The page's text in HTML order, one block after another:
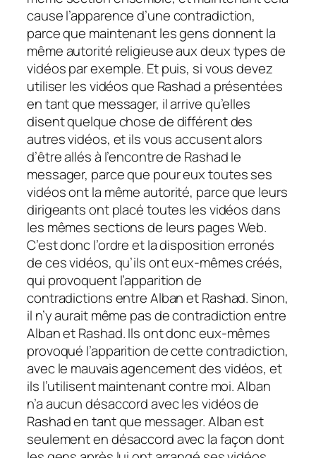
cause l’apparence d’une contradiction,
parce que maintenant les gens donnent la
même autorité religieuse aux deux types de
vidéos par exemple. Et puis, si vous devez
utiliser les vidéos que Rashad a présentées
en tant que messager, il arrive qu’elles
disent quelque chose de différent des
autres vidéos, et ils vous accusent alors
d’être allés à l’encontre de Rashad le
messager, parce que pour eux toutes ses
vidéos ont la même autorité, parce que leurs
dirigeants ont placé toutes les vidéos dans
les mêmes sections de leurs pages Web.
C’est donc l’ordre et la disposition erronés
de ces vidéos, qu’ils ont eux-mêmes créés,
qui provoquent l’apparition de
contradictions entre Alban et Rashad. Sinon,
il n’y aurait même pas de contradiction entre
Alban et Rashad. Ils ont donc eux-mêmes
provoqué l’apparition de cette contradiction,
avec le mauvais agencement des vidéos, et
ils l’utilisent maintenant contre moi. Alban
n’a aucun désaccord avec les vidéos de
Rashad en tant que messager. Alban est
seulement en désaccord avec la façon dont